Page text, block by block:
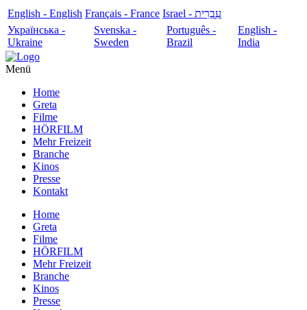
English - English Français - France
עִבְרִית - Israel
Українська -
Ukraine
Svenska -
Sweden
Português -
Brazil
English -
India
Menü
Home
Greta
Filme
HÖRFILM
Mehr Freizeit
Branche
Kinos
Presse
Kontakt
Home
Greta
Filme
HÖRFILM
Mehr Freizeit
Branche
Kinos
Presse